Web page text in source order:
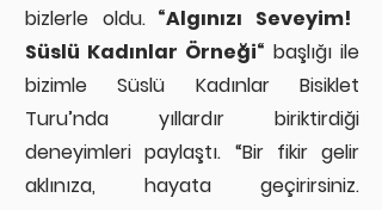
bizlerle oldu.“Algınızı Seveyim!
Süslü Kadınlar Örneği“ başlığı ile
bizimle Süslü Kadınlar Bisiklet
Turu’nda yıllardır biriktirdiği
deneyimleri paylaştı. “Bir fikir gelir
aklınıza, hayata geçirirsiniz.